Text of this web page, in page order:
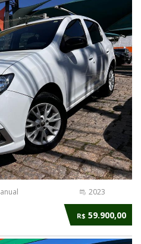
2023
R$ 59.900,00